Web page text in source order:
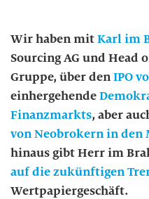
Wir haben mitKarl im
Sourcing AG und Head
Gruppe, über denIPO
einhergehende
Finanzmarkts, aber
von Neobrokern in den
hinaus gibt Herr im
auf die zukünftigen
Wertpapiergeschäft.